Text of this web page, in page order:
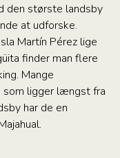
den største landsby
at udforske.
Martín Pérez lige
finder man flere
Mange
som ligger længst fra
har de en